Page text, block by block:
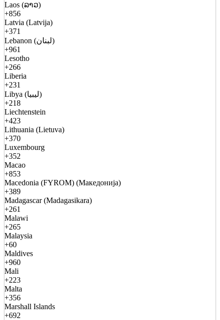
Laos (ລາວ)
+856
Latvia (Latvija)
+371
Lebanon (لبنان)
+961
Lesotho
+266
Liberia
+231
Libya (ليبيا)
+218
Liechtenstein
+423
Lithuania (Lietuva)
+370
Luxembourg
+352
Macao
+853
Macedonia (FYROM) (Македонија)
+389
Madagascar (Madagasikara)
+261
Malawi
+265
Malaysia
+60
Maldives
+960
Mali
+223
Malta
+356
Marshall Islands
+692